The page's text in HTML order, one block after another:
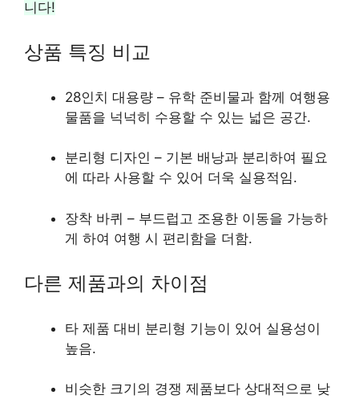
니다!
상품 특징 비교
28인치 대용량 – 유학 준비물과 함께 여행용
물품을 넉넉히 수용할 수 있는 넓은 공간.
분리형 디자인 – 기본 배낭과 분리하여 필요
에 따라 사용할 수 있어 더욱 실용적임.
장착 바퀴 – 부드럽고 조용한 이동을 가능하
게 하여 여행 시 편리함을 더함.
다른 제품과의 차이점
타 제품 대비 분리형 기능이 있어 실용성이
높음.
비슷한 크기의 경쟁 제품보다 상대적으로 낮